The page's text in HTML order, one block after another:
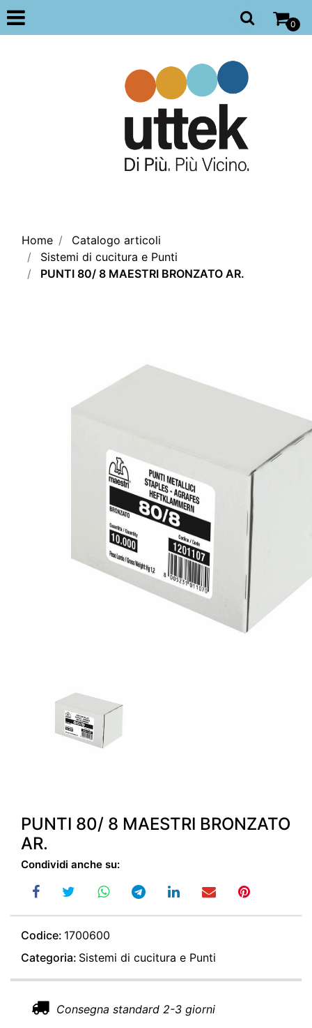
Open
0
Home
Catalogo articoli
Sistemi di cucitura e Punti
PUNTI 80/ 8 MAESTRI BRONZATO AR.
PUNTI 80/ 8 MAESTRI BRONZATO
AR.
Condividi anche su:
Codice: 1700600
Categoria: Sistemi di cucitura e Punti
Consegna standard 2-3 giorni